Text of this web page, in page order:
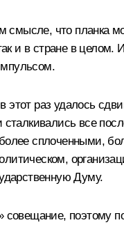
смысле, что планка
и в стране в
этот раз удалось
все
сплоченными,
Думу.
совещание, поэтому